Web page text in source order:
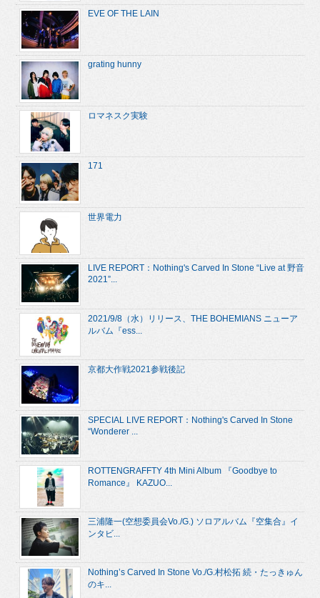
EVE OF THE LAIN
grating hunny
ロマネスク実験
171
世界電力
LIVE REPORT：Nothing's Carved In Stone “Live at 野音
2021”...
2021/9/8（水）リリース、THE BOHEMIANS ニューア
ルバム『ess...
京都大作戦2021参戦後記
SPECIAL LIVE REPORT：Nothing's Carved In Stone
“Wonderer ...
ROTTENGRAFFTY 4th Mini Album 『Goodbye to
Romance』 KAZUO...
三浦隆一(空想委員会Vo./G.) ソロアルバム『空集合』イ
ンタビ...
Nothing’s Carved In Stone Vo./G.村松拓 続・たっきゅん
のキ...